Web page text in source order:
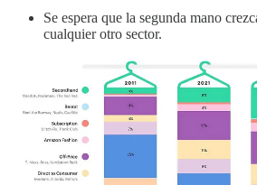
Se espera que la segunda mano
cualquier otro sector.